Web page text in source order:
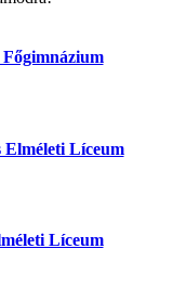
Elméleti Líceum
Líceum